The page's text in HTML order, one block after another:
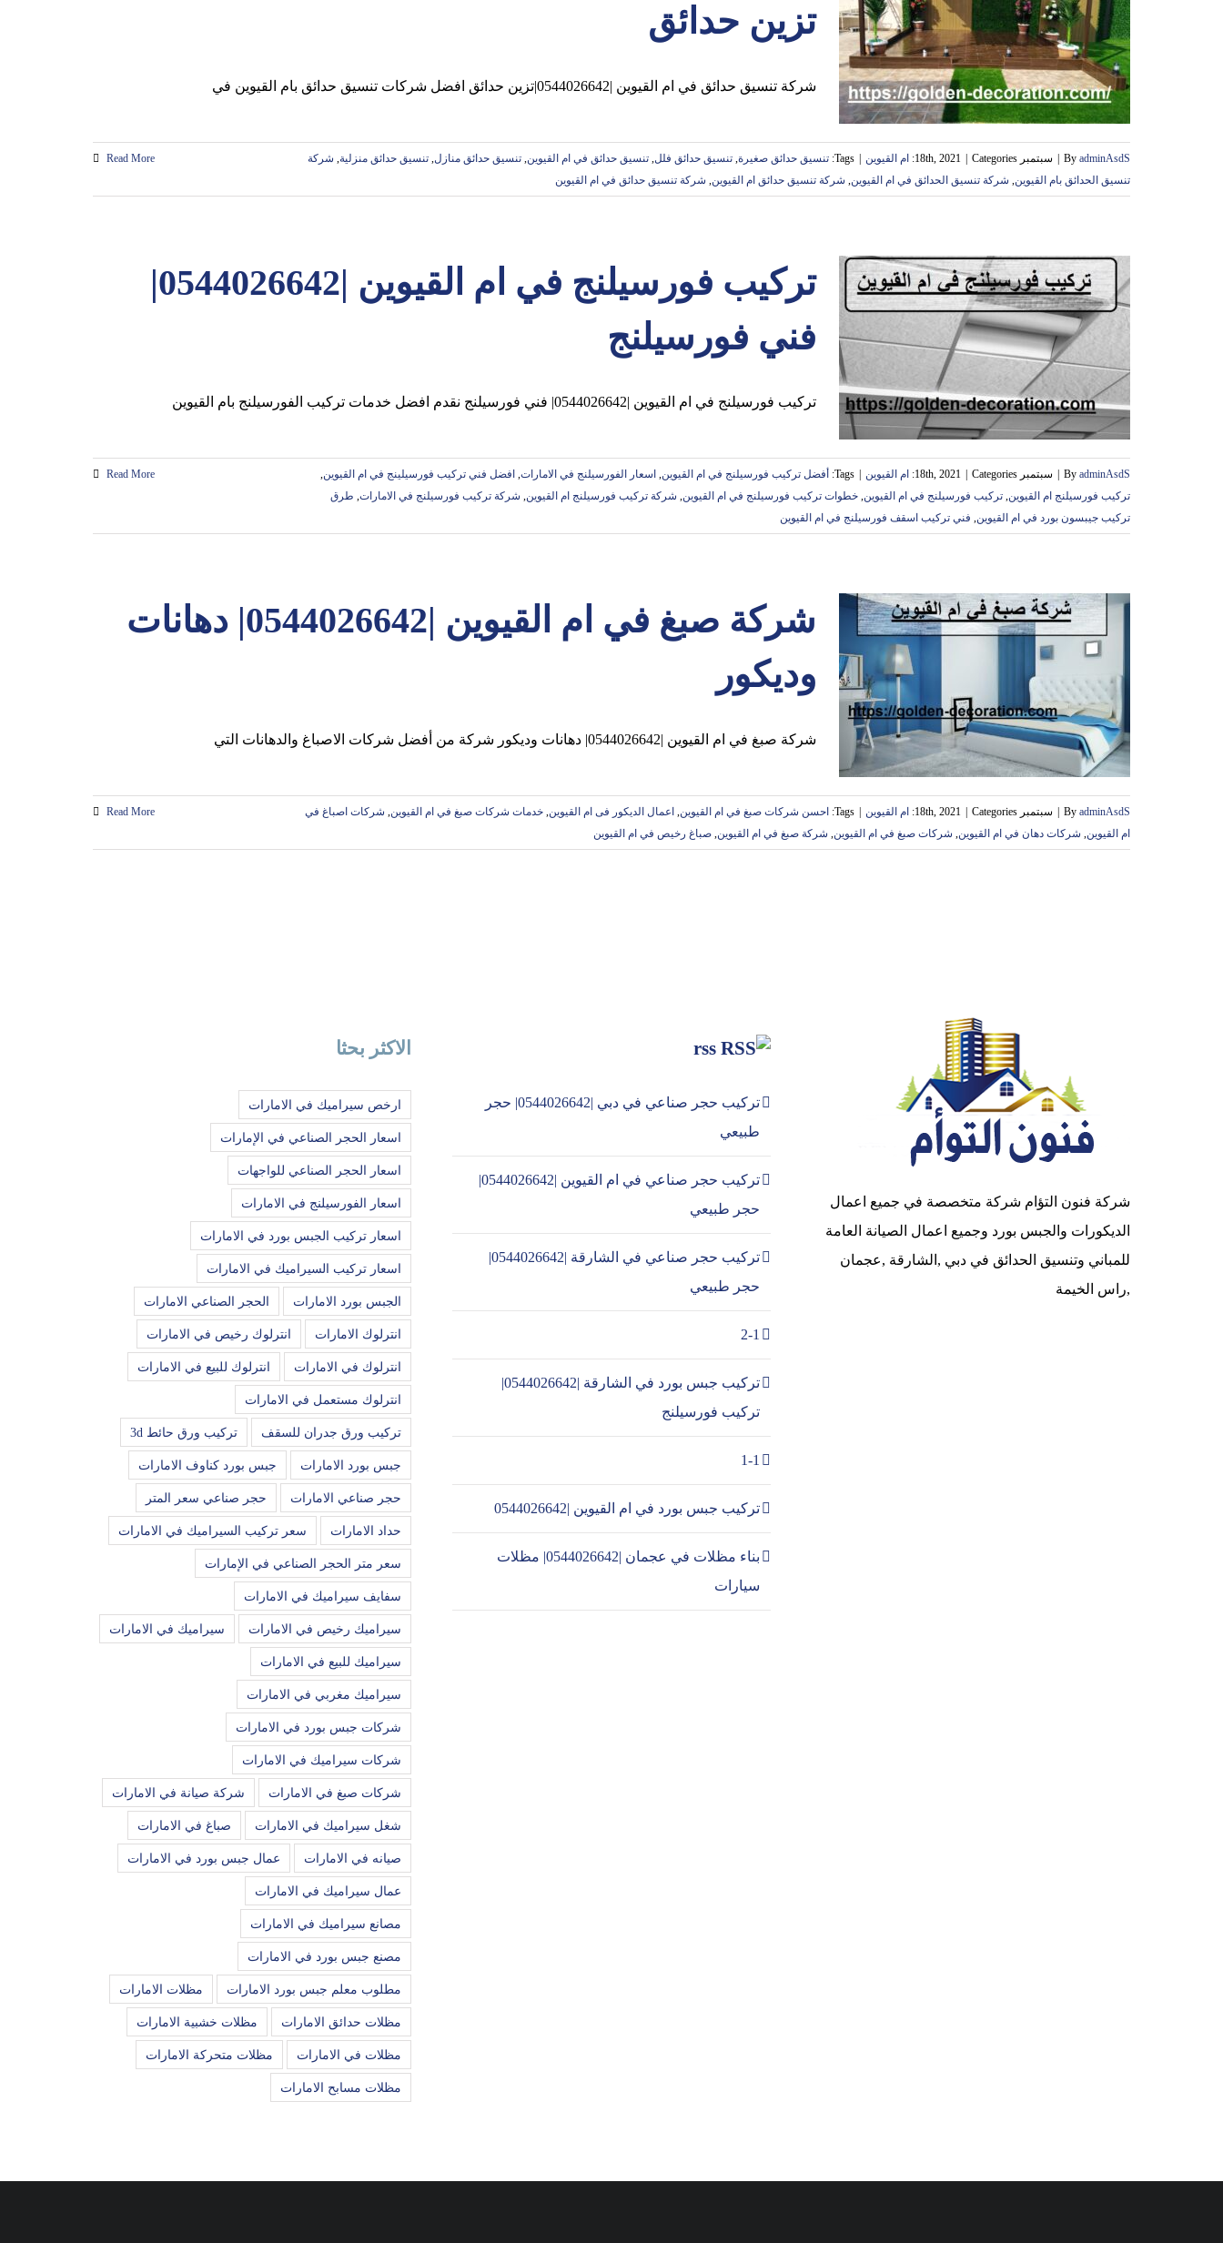
تزين حدائق
شركة تنسيق حدائق في ام القيوين |0544026642|تزين حدائق افضل شركات تنسيق حدائق بام القيوين في
By adminAsdS سبتمبر 18th, 2021 Categories: ام القيوين Tags: تنسيق حدائق صغيرة, تنسيق حدائق فلل, تنسيق حدائق في ام القيوين, تنسيق حدائق منازل, تنسيق حدائق منزلية, شركة
تنسيق الحدائق بام القيوين, شركة تنسيق الحدائق في ام القيوين, شركة تنسيق حدائق ام القيوين, شركة تنسيق حدائق في ام القيوين
Read More
تركيب فورسيلنج في ام القيوين |0544026642|
فني فورسيلنج
تركيب فورسيلنج في ام القيوين |0544026642| فني فورسيلنج نقدم افضل خدمات تركيب الفورسيلنج بام القيوين
By adminAsdS سبتمبر 18th, 2021 Categories: ام القيوين Tags: أفضل تركيب فورسيلنج في ام القيوين, اسعار الفورسيلنج في الامارات, افضل فني تركيب فورسيلينج في ام القيوين,
تركيب فورسيلنج ام القيوين, تركيب فورسيلنج في ام القيوين, خطوات تركيب فورسيلنج في ام القيوين, شركة تركيب فورسيلنج ام القيوين, شركة تركيب فورسيلنج في الامارات, طرق
تركيب جيبسون بورد في ام القيوين, فني تركيب اسقف فورسيلنج في ام القيوين
Read More
شركة صبغ في ام القيوين |0544026642| دهانات
وديكور
شركة صبغ في ام القيوين |0544026642| دهانات وديكور شركة من أفضل شركات الاصباغ والدهانات التي
By adminAsdS سبتمبر 18th, 2021 Categories: ام القيوين Tags: احسن شركات صبغ في ام القيوين, اعمال الديكور فى ام القيوين, خدمات شركات صبغ في ام القيوين, شركات اصباغ في
ام القيوين, شركات دهان في ام القيوين, شركات صبغ في ام القيوين, شركة صبغ في ام القيوين, صباغ رخيص في ام القيوين
Read More
شركة فنون التؤام شركة متخصصة في جميع اعمال
الديكورات والجبس بورد وجميع اعمال الصيانة العامة
للمباني وتنسيق الحدائق في دبي ,الشارقة ,عجمان
,راس الخيمة
rss
تركيب حجر صناعي في دبي |0544026642| حجر
طبيعي
تركيب حجر صناعي في ام القيوين |0544026642|
حجر طبيعي
تركيب حجر صناعي في الشارقة |0544026642|
حجر طبيعي
2-1
تركيب جبس بورد في الشارقة |0544026642|
تركيب فورسيلنج
1-1
تركيب جبس بورد في ام القيوين |0544026642
بناء مظلات في عجمان |0544026642| مظلات
سيارات
الاكثر بحثا
ارخص سيراميك في الامارات
اسعار الحجر الصناعي في الإمارات
اسعار الحجر الصناعي للواجهات
اسعار الفورسيلنج في الامارات
اسعار تركيب الجبس بورد في الامارات
اسعار تركيب السيراميك في الامارات
الجبس بورد الامارات الحجر الصناعي الامارات
انترلوك الامارات انترلوك رخيص في الامارات
انترلوك في الامارات انترلوك للبيع في الامارات
انترلوك مستعمل في الامارات
تركيب ورق جدران للسقف تركيب ورق حائط 3d
جبس بورد الامارات جبس بورد كناوف الامارات
حجر صناعي الامارات حجر صناعي سعر المتر
حداد الامارات سعر تركيب السيراميك في الامارات
سعر متر الحجر الصناعي في الإمارات
سفايف سيراميك في الامارات
سيراميك رخيص في الامارات سيراميك في الامارات
سيراميك للبيع في الامارات
سيراميك مغربي في الامارات
شركات جبس بورد في الامارات
شركات سيراميك في الامارات
شركات صبغ في الامارات شركة صيانة في الامارات
شغل سيراميك في الامارات صباغ في الامارات
صيانه في الامارات عمال جبس بورد في الامارات
عمال سيراميك في الامارات
مصانع سيراميك في الامارات
مصنع جبس بورد في الامارات
مطلوب معلم جبس بورد الامارات مظلات الامارات
مظلات حدائق الامارات مظلات خشبية الامارات
مظلات في الامارات مظلات متحركة الامارات
مظلات مسابح الامارات